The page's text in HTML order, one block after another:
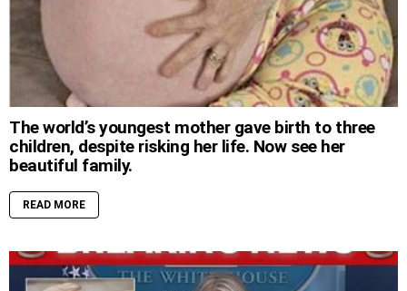
The world’s youngest mother gave birth to three
children, despite risking her life. Now see her
beautiful family.
READ MORE